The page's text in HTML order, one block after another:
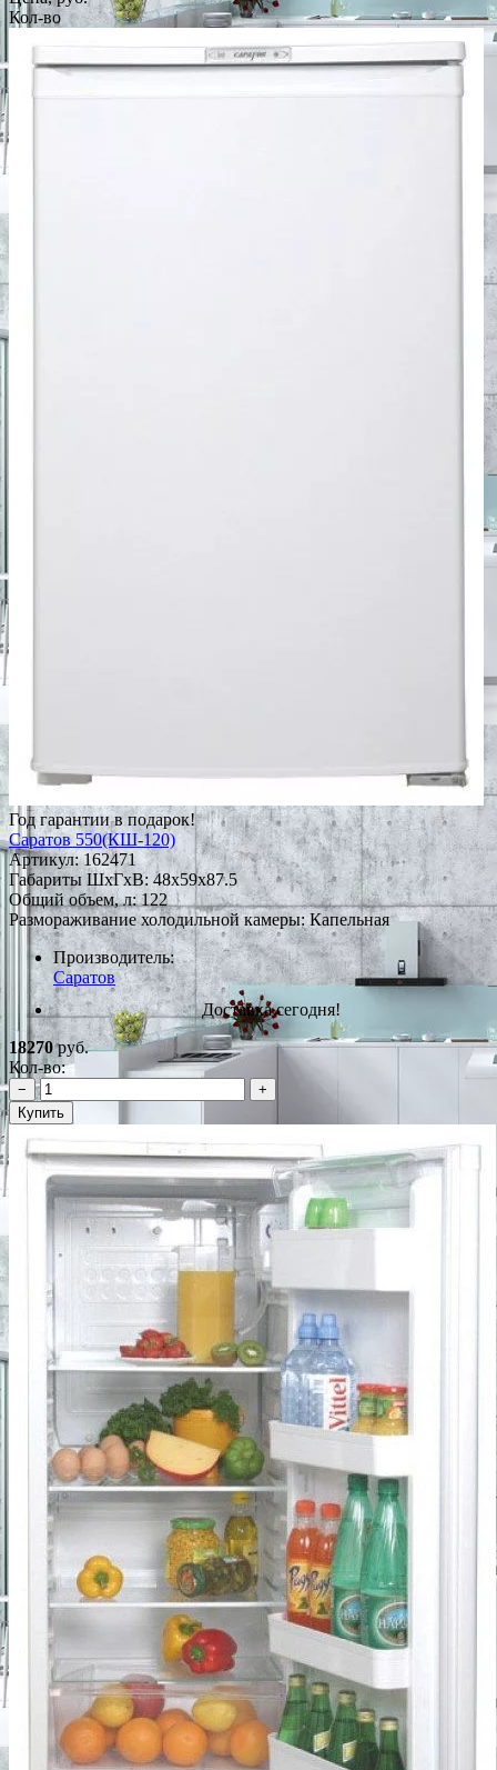
Кол-во
Год гарантии в подарок!
Саратов 550(КШ-120)
Артикул:162471
Габариты ШxГxВ: 48x59x87.5
Общий объем, л: 122
Размораживание холодильной камеры: Капельная
Производитель:
Саратов
Доставка сегодня!
18270руб.
Кол-во:
−
+
Купить